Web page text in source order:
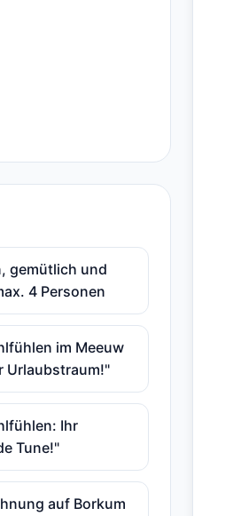
gemütlich und
4 Personen
im Meeuw
Urlaubstraum!"
Ihr
Tune!"
auf Borkum